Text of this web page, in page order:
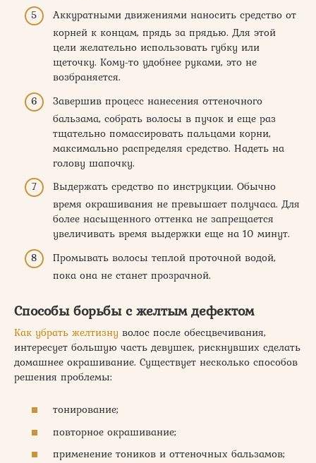
Аккуратными движениями наносить средство от
корней к концам, прядь за прядью. Для этой
цели желательно использовать губку или
щеточку. Кому-то удобнее руками, это не
возбраняется.
Завершив процесс нанесения оттеночного
бальзама, собрать волосы в пучок и еще раз
тщательно помассировать пальцами корни,
максимально распределяя средство. Надеть на
голову шапочку.
Выдержать средство по инструкции. Обычно
время окрашивания не превышает получаса. Для
более насыщенного оттенка не запрещается
увеличивать время выдержки еще на 10 минут.
Промывать волосы теплой проточной водой,
пока она не станет прозрачной.
Способы борьбы с желтым дефектом
Как убрать желтизну волос после обесцвечивания,
интересует большую часть девушек, рискнувших сделать
домашнее окрашивание. Существует несколько способов
решения проблемы:
тонирование;
повторное окрашивание;
применение тоников и оттеночных бальзамов;